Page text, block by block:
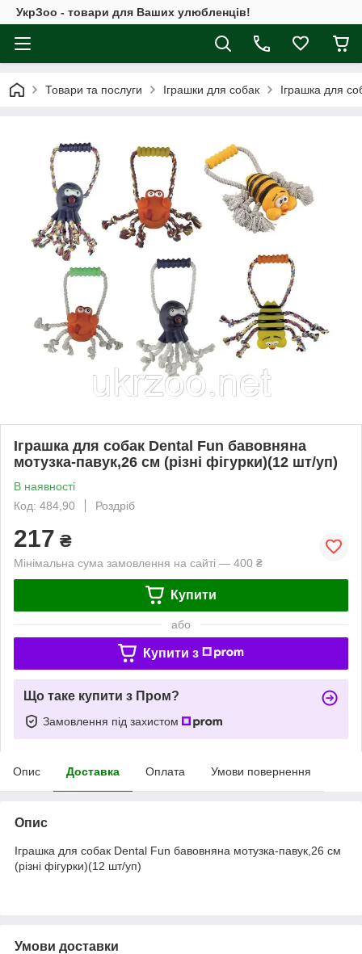
УкрЗоо - товари для Ваших улюбленців!
Товари та послуги Іграшки для собак Іграшка для
Іграшка для собак Dental Fun бавовняна
мотузка-павук,26 см (різні фігурки)(12 шт/уп)
В наявності
Код: 484,90
Роздріб
217 ₴
Мінімальна сума замовлення на сайті — 400 ₴
Купити
або
Купити з
Що таке купити з Пром?
Замовлення під захистом
Опис Доставка Оплата Умови повернення
Опис
Іграшка для собак Dental Fun бавовняна мотузка-павук,26 см
(різні фігурки)(12 шт/уп)
Умови доставки